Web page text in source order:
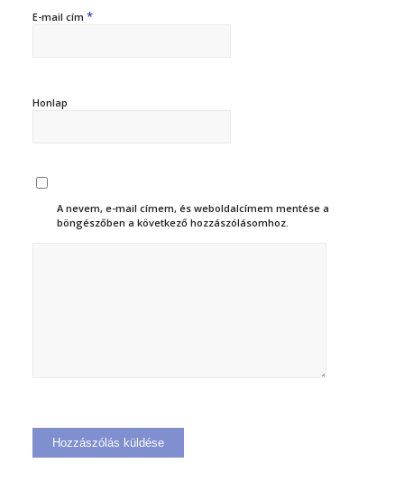
E-mail cím *
Honlap
A nevem, e-mail címem, és weboldalcímem mentése a
böngészőben a következő hozzászólásomhoz.